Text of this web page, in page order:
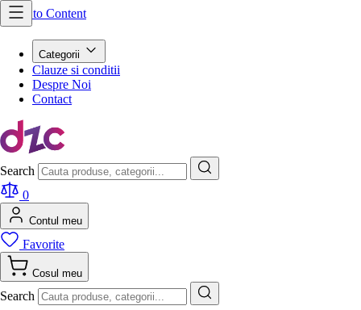
Skip to Content
Categorii
Clauze si conditii
Despre Noi
Contact
Search
0
Contul meu
Favorite
Cosul meu
Search